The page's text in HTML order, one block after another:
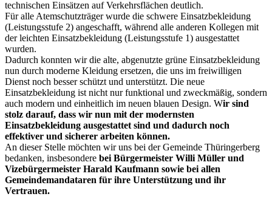
technischen Einsätzen auf Verkehrsflächen deutlich.
Für alle Atemschutzträger wurde die schwere Einsatzbekleidung
(Leistungsstufe 2) angeschafft, während alle anderen Kollegen mit
der leichten Einsatzbekleidung (Leistungsstufe 1) ausgestattet
wurden.
Dadurch konnten wir die alte, abgenutzte grüne Einsatzbekleidung
nun durch moderne Kleidung ersetzen, die uns im freiwilligen
Dienst noch besser schützt und unterstützt. Die neue
Einsatzbekleidung ist nicht nur funktional und zweckmäßig, sondern
auch modern und einheitlich im neuen blauen Design. Wir sind
stolz darauf, dass wir nun mit der modernsten
Einsatzbekleidung ausgestattet sind und dadurch noch
effektiver und sicherer arbeiten können.
An dieser Stelle möchten wir uns bei der Gemeinde Thüringerberg
bedanken, insbesondere bei Bürgermeister Willi Müller und
Vizebürgermeister Harald Kaufmann sowie bei allen
Gemeindemandataren für ihre Unterstützung und ihr
Vertrauen.